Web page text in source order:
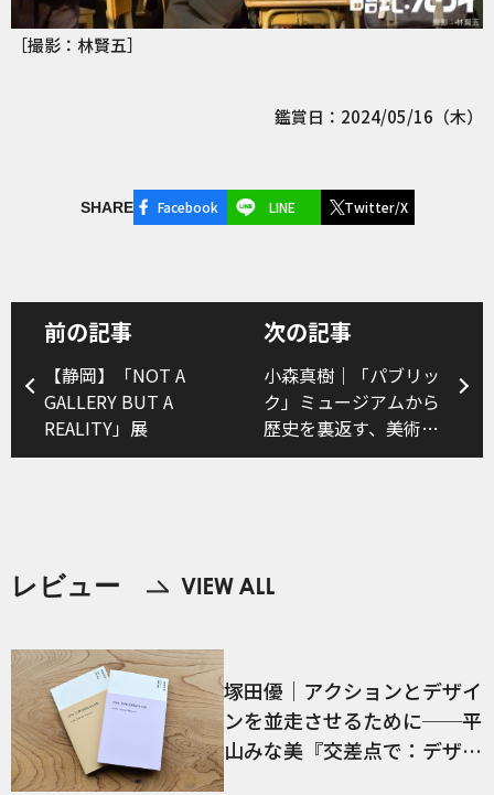
［撮影：林賢五］
鑑賞日：2024/05/16（木）
SHARE Facebook LINE Twitter/X
前の記事
【静岡】「NOT A
GALLERY BUT A
REALITY」展
次の記事
小森真樹｜「パブリッ
ク」ミュージアムから
歴史を裏返す、美術品
をポチって戦争の記憶
レビュー
塚田優｜アクションとデザイ
ンを並走させるために──平
山みな美『交差点で：デザイ
ン、言語、経験』／前編